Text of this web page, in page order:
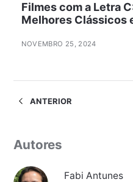
Filmes com a Letra
Melhores Clássicos
NOVEMBRO 25, 2024
ANTERIOR
Autores
Fabi Antunes